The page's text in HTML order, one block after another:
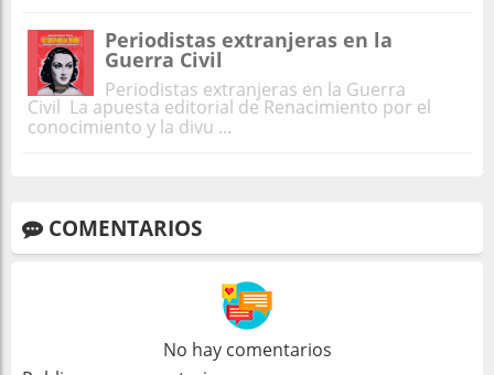
Periodistas extranjeras en la
Guerra Civil
Periodistas extranjeras en la Guerra
Civil La apuesta editorial de Renacimiento por el
conocimiento y la divu ...
COMENTARIOS
No hay comentarios